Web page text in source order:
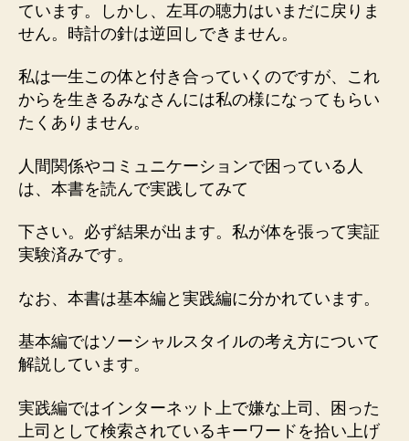
ています。しかし、左耳の聴力はいまだに戻りま
せん。時計の針は逆回しできません。
私は一生この体と付き合っていくのですが、これ
からを生きるみなさんには私の様になってもらい
たくありません。
人間関係やコミュニケーションで困っている人
は、本書を読んで実践してみて
下さい。必ず結果が出ます。私が体を張って実証
実験済みです。
なお、本書は基本編と実践編に分かれています。
基本編ではソーシャルスタイルの考え方について
解説しています。
実践編ではインターネット上で嫌な上司、困った
上司として検索されているキーワードを拾い上げ